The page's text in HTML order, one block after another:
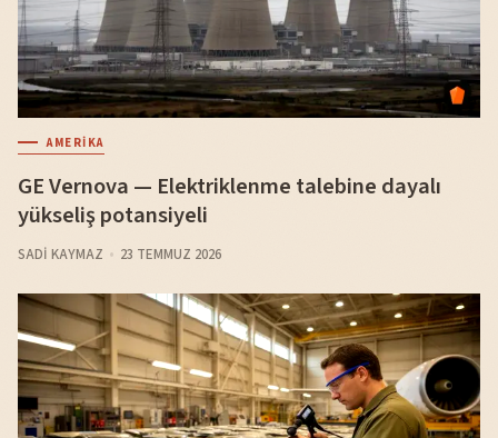
AMERIKA
GE Vernova — Elektriklenme talebine dayalı
yükseliş potansiyeli
SADI KAYMAZ 23 TEMMUZ 2026